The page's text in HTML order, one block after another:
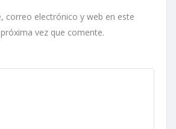
correo electrónico y web en este
vez que comente.